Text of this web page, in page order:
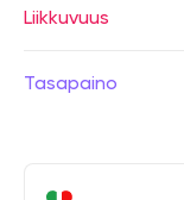
Liikkuvuus
Tasapaino